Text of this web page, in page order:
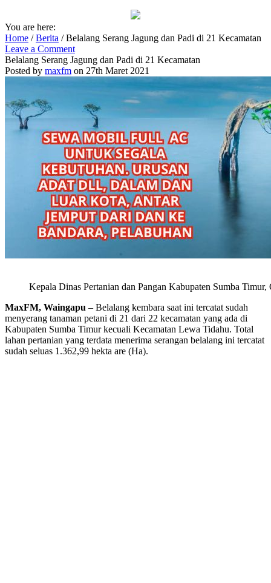
You are here:
Home /Berita /Belalang Serang Jagung dan Padi di 21 Kecamatan
Leave a Comment
Belalang Serang Jagung dan Padi di 21 Kecamatan
Posted by maxfm on 27th Maret 2021
Kepala Dinas Pertanian dan Pangan Kabupaten Sumba
MaxFM, Waingapu – Belalang kembara saat ini tercatat sudah
menyerang tanaman petani di 21 dari 22 kecamatan yang ada di
Kabupaten Sumba Timur kecuali Kecamatan Lewa Tidahu. Total
lahan pertanian yang terdata menerima serangan belalang ini tercatat
sudah seluas 1.362,99 hekta are (Ha).